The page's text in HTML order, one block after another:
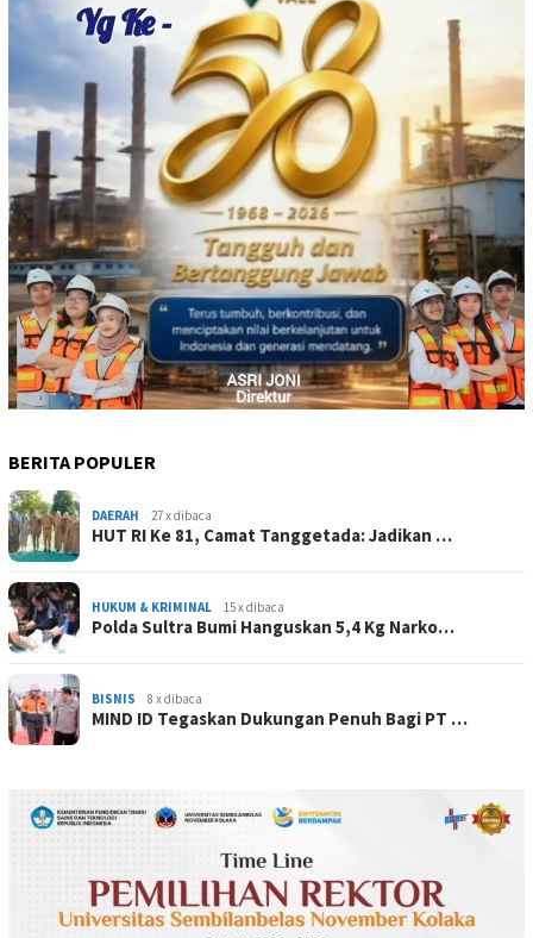
BERITA POPULER
DAERAH 27 x dibaca
HUT RI Ke 81, Camat Tanggetada: Jadikan …
HUKUM & KRIMINAL 15 x dibaca
Polda Sultra Bumi Hanguskan 5,4 Kg Narko…
BISNIS 8 x dibaca
MIND ID Tegaskan Dukungan Penuh Bagi PT …